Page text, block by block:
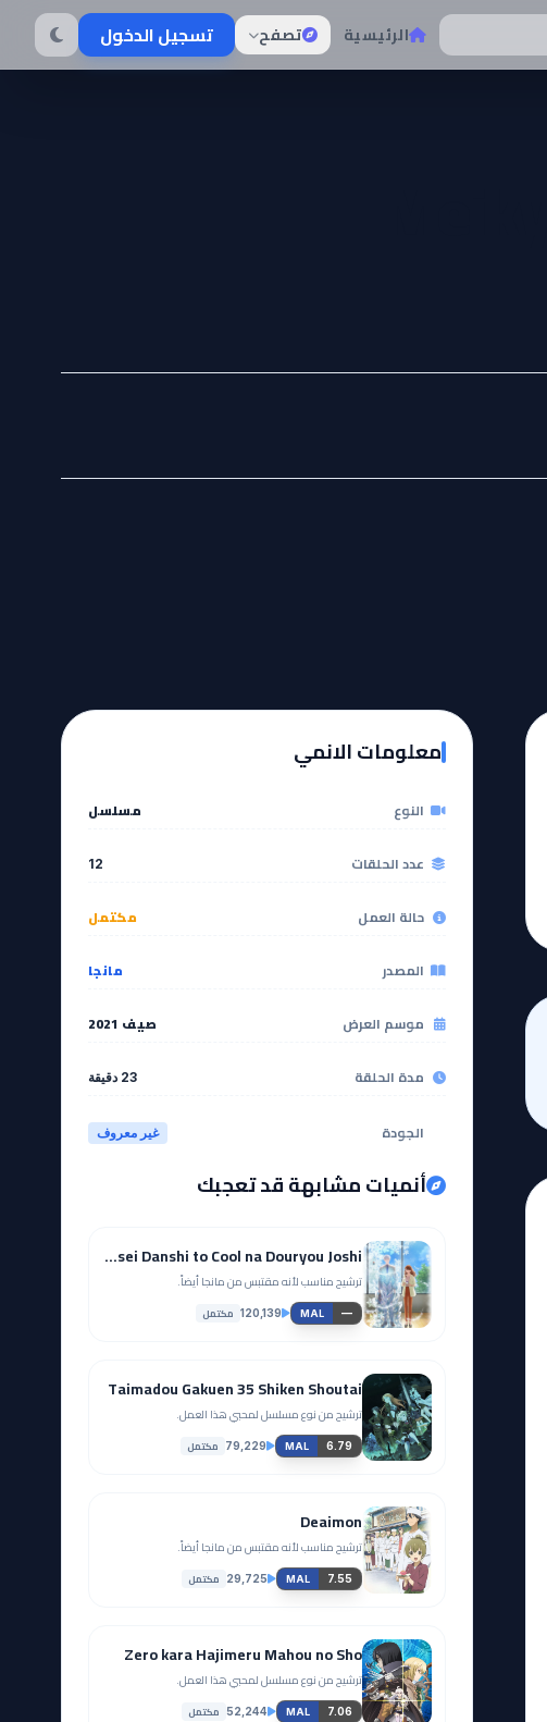
الرئيسية تصفح تسجيل الدخول
معلومات الانمي
النوع مسلسل
عدد الحلقات 12
حالة العمل مكتمل
المصدر مانجا
موسم العرض صيف 2021
مدة الحلقة 23 دقيقة
الجودة غير معروف
أنميات مشابهة قد تعجبك
Koori Zokusei Danshi to Cool na Douryou Joshi
ترشيح مناسب لأنه مقتبس من مانجا أيضاً.
MAL —
120,139 مكتمل
Taimadou Gakuen 35 Shiken Shoutai
ترشيح من نوع مسلسل لمحبي هذا العمل.
MAL 6.79
79,229 مكتمل
Deaimon
ترشيح مناسب لأنه مقتبس من مانجا أيضاً.
MAL 7.55
29,725 مكتمل
Zero kara Hajimeru Mahou no Sho
ترشيح من نوع مسلسل لمحبي هذا العمل.
MAL 7.06
52,244 مكتمل